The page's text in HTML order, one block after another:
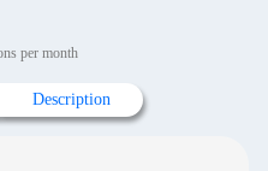
per month
Description